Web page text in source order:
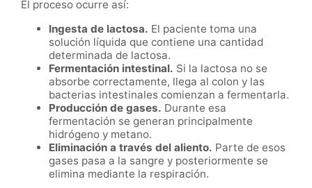
El proceso ocurre así:
Ingesta de lactosa. El paciente toma una
solución líquida que contiene una cantidad
determinada de lactosa.
Fermentación intestinal. Si la lactosa no se
absorbe correctamente, llega al colon y las
bacterias intestinales comienzan a fermentarla.
Producción de gases. Durante esa
fermentación se generan principalmente
hidrógeno y metano.
Eliminación a través del aliento. Parte de esos
gases pasa a la sangre y posteriormente se
elimina mediante la respiración.